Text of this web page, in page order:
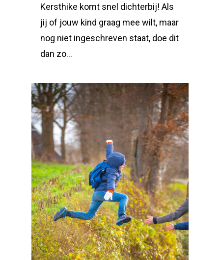
Kersthike komt snel dichterbij! Als
jij of jouw kind graag mee wilt, maar
nog niet ingeschreven staat, doe dit
dan zo…